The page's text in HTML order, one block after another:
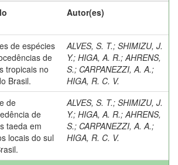
Autor(es)
de espécies
de
tropicais no
Brasil.
ALVES, S. T.; SHIMIZU, J.
Y.; HIGA, A. R.; AHRENS,
S.; CARPANEZZI, A. A.;
HIGA, R. C. V.
de
de
taeda em
locais do sul
ALVES, S. T.; SHIMIZU, J.
Y.; HIGA, A. R.; AHRENS,
S.; CARPANEZZI, A. A.;
HIGA, R. C. V.